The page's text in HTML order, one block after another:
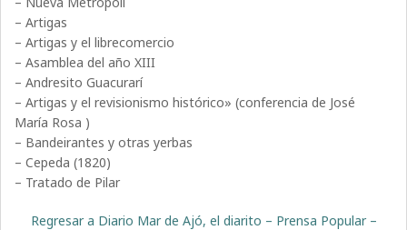
– Artigas
– Artigas y el librecomercio
– Asamblea del año XIII
– Andresito Guacurarí
– Artigas y el revisionismo histórico» (conferencia de José
María Rosa )
– Bandeirantes y otras yerbas
– Cepeda (1820)
– Tratado de Pilar
Regresar a Diario Mar de Ajó, el diarito – Prensa Popular –